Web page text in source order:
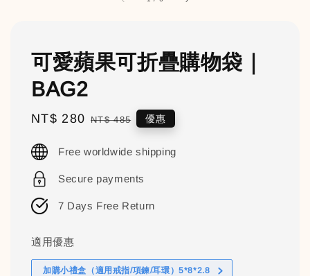
可愛蘋果可折疊購物袋｜
BAG2
Sale
NT$ 280 Regular
NT$ 485 優惠
Free worldwide shipping
Secure payments
7 Days Free Return
適用優惠
加購小禮盒（適用戒指/項鍊/耳環）5*8*2.8